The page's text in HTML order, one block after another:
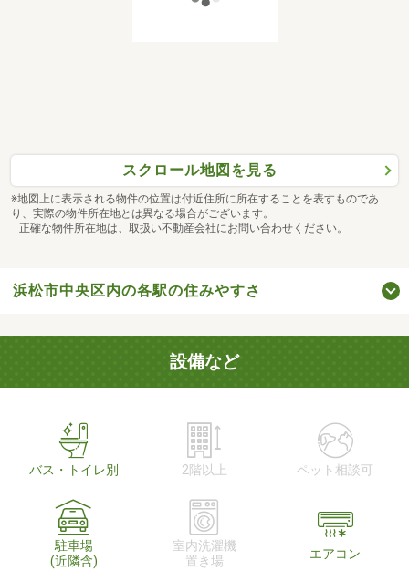
スクロール地図を見る
※地図上に表示される物件の位置は付近住所に所在することを表すものであ
り、実際の物件所在地とは異なる場合がございます。
正確な物件所在地は、取扱い不動産会社にお問い合わせください。
浜松市中央区内の各駅の住みやすさ
設備など
バス・トイレ別 2階以上 ペット相談可
駐車場
(近隣含)
室内洗濯機
置き場
エアコン